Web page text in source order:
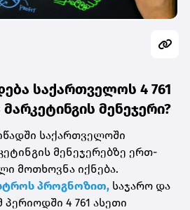
საქართველოს 4 761
მენეჯერი?
საქართველოში
მენეჯერებზე ერთ-
მოთხოვნა იქნება.
პროგნოზით, საჯარო და
4 761 ასეთი